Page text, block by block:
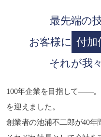
最先端の
お客様に 付加
それが我
100年企業を目指して――。
を迎えました。
創業者の池浦不二郎が40年